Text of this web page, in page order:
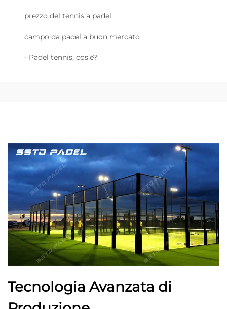
prezzo del tennis a padel
campo da padel a buon mercato
- Padel tennis, cos'è?
Tecnologia Avanzata di